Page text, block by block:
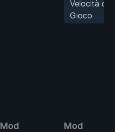
Velocità di
Gioco
Mod Mod